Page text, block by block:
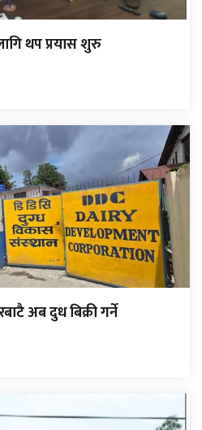
थप प्रयास शुरु
अब दुध बिक्री गर्ने